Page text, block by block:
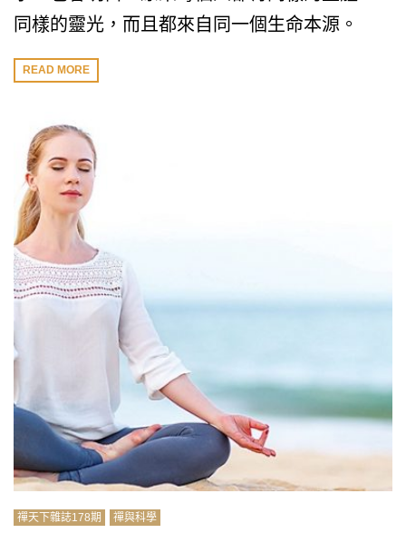
同樣的靈光，而且都來自同一個生命本源。
READ MORE
禪天下雜誌178期 禪與科學